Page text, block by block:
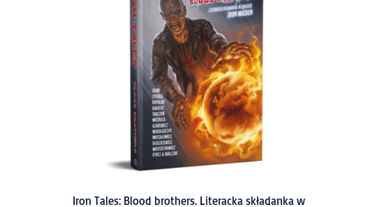
Iron Tales: Blood brothers. Literacka składanka w